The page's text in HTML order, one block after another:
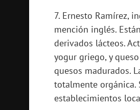
7. Ernesto Ramírez,
mención inglés.
derivados lácteos.
yogur griego, y
quesos madurados.
totalmente orgánica.
establecimientos